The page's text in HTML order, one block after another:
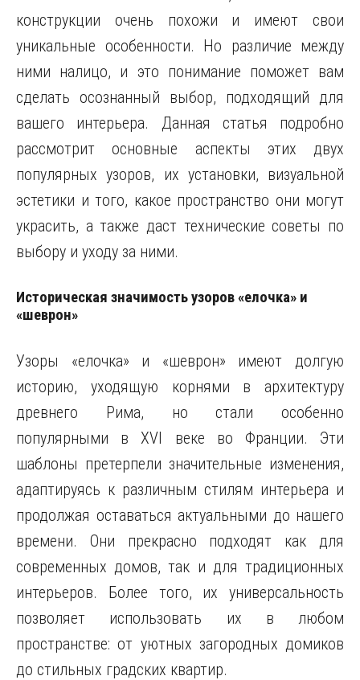
конструкции очень похожи и имеют свои
уникальные особенности. Но различие между
ними налицо, и это понимание поможет вам
сделать осознанный выбор, подходящий для
вашего интерьера. Данная статья подробно
рассмотрит основные аспекты этих двух
популярных узоров, их установки, визуальной
эстетики и того, какое пространство они могут
украсить, а также даст технические советы по
выбору и уходу за ними.
Историческая значимость узоров «елочка» и
«шеврон»
Узоры «елочка» и «шеврон» имеют долгую
историю, уходящую корнями в архитектуру
древнего Рима, но стали особенно
популярными в XVI веке во Франции. Эти
шаблоны претерпели значительные изменения,
адаптируясь к различным стилям интерьера и
продолжая оставаться актуальными до нашего
времени. Они прекрасно подходят как для
современных домов, так и для традиционных
интерьеров. Более того, их универсальность
позволяет использовать их в любом
пространстве: от уютных загородных домиков
до стильных градских квартир.